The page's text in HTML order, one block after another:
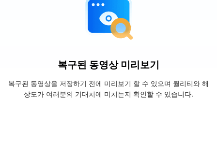
복구된 동영상 미리보기
복구된 동영상을 저장하기 전에 미리보기 할 수 있으며 퀄리티와 해
상도가 여러분의 기대치에 미치는지 확인할 수 있습니다.